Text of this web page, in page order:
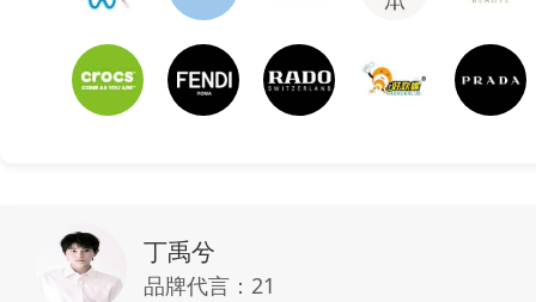
丁禹兮
品牌代言： 21